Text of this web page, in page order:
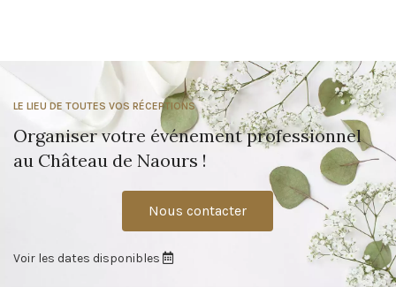
LE LIEU DE TOUTES VOS RÉCEPTIONS
Organiser votre événement professionnel
au Château de Naours !
Nous contacter
Voir les dates disponibles